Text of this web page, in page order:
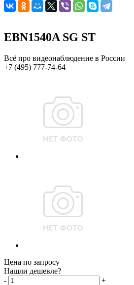
EBN1540A SG ST
Всё про видеонаблюдение в России
+7 (495) 777-74-64
Цена по запросу
Нашли дешевле?
-
+